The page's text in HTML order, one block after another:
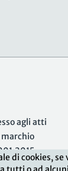
di cookies,
agli atti
marchio